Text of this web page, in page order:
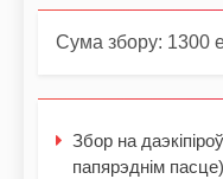
Сума збору: 1300
Збор на
папярэднім пасце)